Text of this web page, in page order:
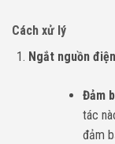
Cách xử lý
Ngắt nguồn
Đảm
tác
đảm